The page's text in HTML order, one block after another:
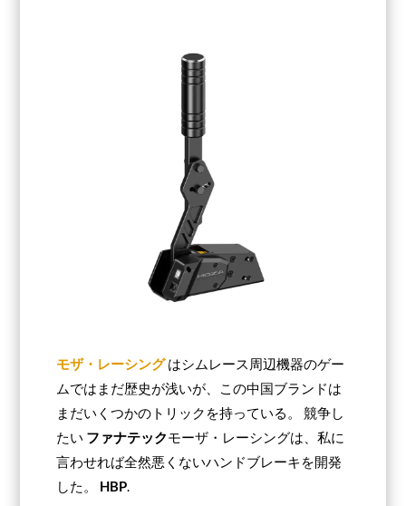
モザ・レーシングはシムレース周辺機器のゲー
ムではまだ歴史が浅いが、この中国ブランドは
まだいくつかのトリックを持っている。 競争し
たい ファナテックモーザ・レーシングは、私に
言わせれば全然悪くないハンドブレーキを開発
した。 HBP.